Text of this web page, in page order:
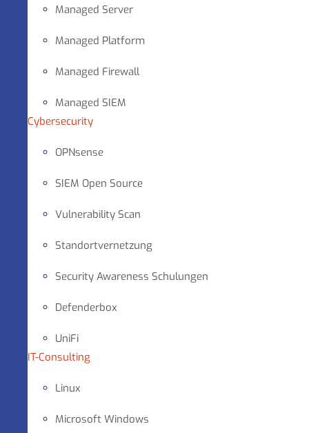
Managed Server
Managed Platform
Managed Firewall
Managed SIEM
Cybersecurity
OPNsense
SIEM Open Source
Vulnerability Scan
Standortvernetzung
Security Awareness Schulungen
Defenderbox
UniFi
IT-Consulting
Linux
Microsoft Windows